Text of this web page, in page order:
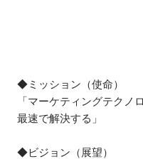
◆ミッション（使命）
「マーケティングテクノ
最速で解決する」
◆ビジョン（展望）